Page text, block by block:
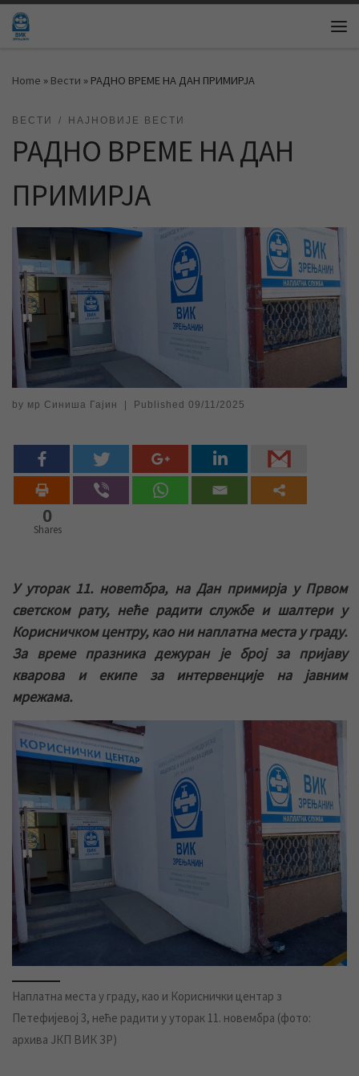
Skip to content
Home » Вести » РАДНО ВРЕМЕ НА ДАН ПРИМИРЈА
ВЕСТИ НАЈНОВИЈЕ ВЕСТИ
РАДНО ВРЕМЕ НА ДАН
ПРИМИРЈА
by мр Синиша Гајин Published 09/11/2025
0
Shares
У уторак 11. новеmбра, на Дан примирја у Првом
светском рату, неће радити службе и шалтери у
Корисничком центру, као ни наплатна места у граду.
За време празника дежуран је број за пријаву
кварова и екипе за интервенције на јавним
мрежама.
Наплатна места у граду, као и Кориснички центар з
Петефијевој 3, неће радити у уторак 11. новембра (фото:
архива ЈКП ВИК ЗР)